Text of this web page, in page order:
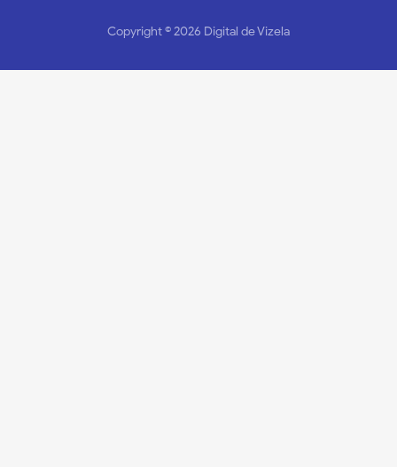
Copyright ©2026 Digital de Vizela